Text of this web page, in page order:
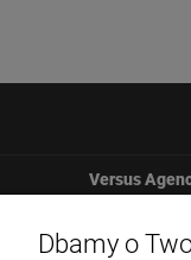
Versus
Dbamy o